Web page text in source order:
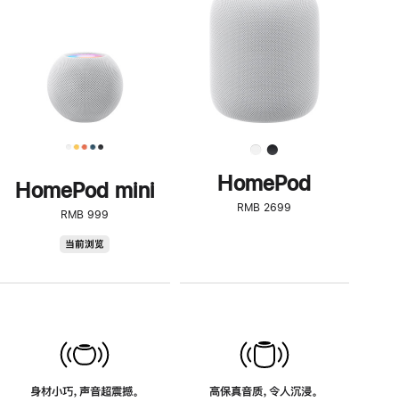
HomePod mini
RMB 999
当前浏览
身材小巧，声音超震撼。
了
解
HomePod<
HomePod
RMB 2699
高保真音质，令人沉浸。